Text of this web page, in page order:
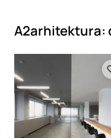
A2arhitektura:
Loading